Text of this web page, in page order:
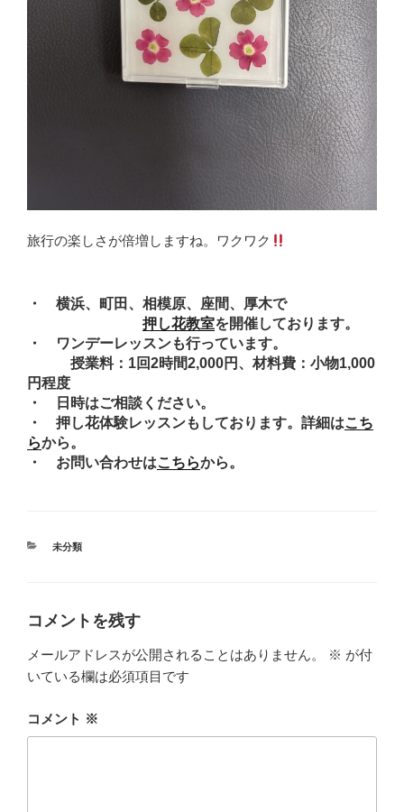
旅行の楽しさが倍増しますね。ワクワク
・ 横浜、町田、相模原、座間、厚木で
押し花教室を開催しております。
・ ワンデーレッスンも行っています。
授業料：1回2時間2,000円、材料費：小物1,000
円程度
・ 日時はご相談ください。
・ 押し花体験レッスンもしております。詳細はこち
らから。
・ お問い合わせはこちらから。
カ
未分類
コメントを残す
メールアドレスが公開されることはありません。 ※ が付
いている欄は必須項目です
コメント ※